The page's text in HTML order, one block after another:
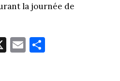
la journée de
X E
m
Pa